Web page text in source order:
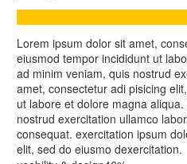
Lorem ipsum dolor sit amet,
eiusmod tempor incididunt ut
ad minim veniam, quis nostrud
amet, consectetur adi pisicing
ut labore et dolore magna
nostrud exercitation ullamco
consequat. exercitation ipsum
elit, sed do eiusmo dexercitation.